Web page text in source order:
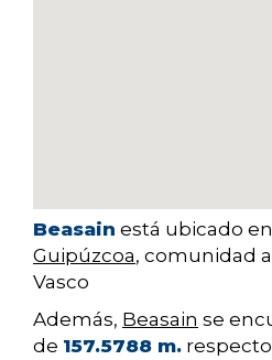
Beasain está ubicado
Guipúzcoa, comunidad
Vasco
Además, Beasain se
de 157.5788 m.